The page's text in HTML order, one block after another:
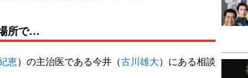
所で…
恵）の主治医である今井（古川雄大）にある相談